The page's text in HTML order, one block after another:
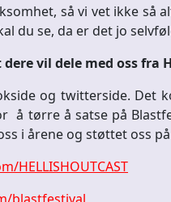
så vi vet ikke så
du se, da er det jo
vil dele med oss fra
og twitterside. Det
å tørre å satse på
i årene og støttet oss
HELLISHOUTCAST